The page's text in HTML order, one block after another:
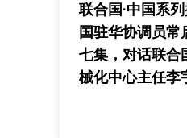
联合国·中国系
国驻华协调员常
七集，对话联合
械化中心主任李